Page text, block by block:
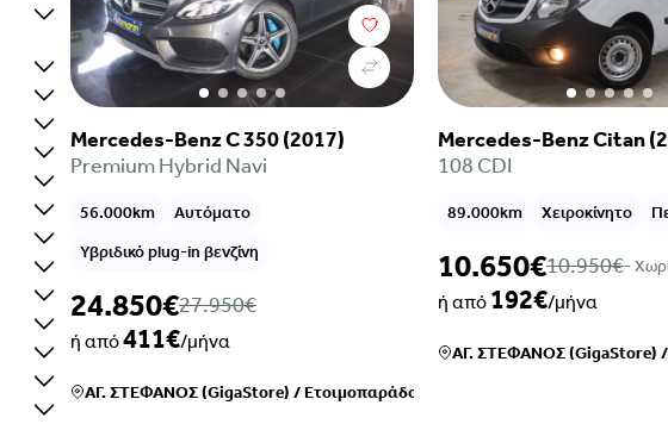
Mercedes-Benz C 350 (2017)
Premium Hybrid Navi
56.000km
Αυτόματο
Υβριδικό plug-in βενζίνη
24.850€27.950€
ή από411€/μήνα
ΑΓ. ΣΤΕΦΑΝΟΣ (GigaStore) /Ετοιμοπαράδοτο
Mercedes-Benz Citan
108 CDI
89.000km Χειροκίνητο
10.650€10.950€-
ή από 192€/μήνα
ΑΓ. ΣΤΕΦΑΝΟΣ (GigaStore) /